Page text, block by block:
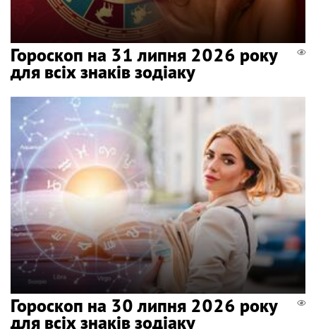
Гороскоп на 31 липня 2026 року
для всіх знаків зодіаку
Гороскоп на 30 липня 2026 року
для всіх знаків зодіаку